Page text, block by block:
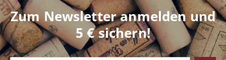
Zum Newsletter anmelden und
5 € sichern!